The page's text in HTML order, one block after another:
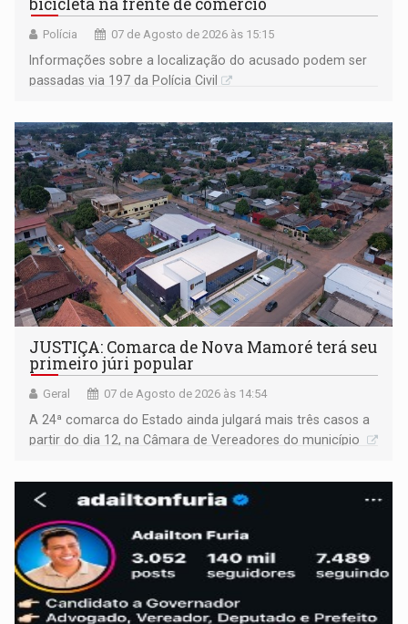
Polícia 07 de Agosto de 2026 às 15:15
Informações sobre a localização do acusado podem ser
passadas via 197 da Polícia Civil
JUSTIÇA: Comarca de Nova Mamoré terá seu
primeiro júri popular
Geral 07 de Agosto de 2026 às 14:54
A 24ª comarca do Estado ainda julgará mais três casos a
partir do dia 12, na Câmara de Vereadores do município